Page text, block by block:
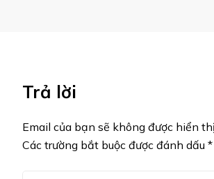
Trả lời
Email của bạn sẽ không được hiển
Các trường bắt buộc được đánh dấu *